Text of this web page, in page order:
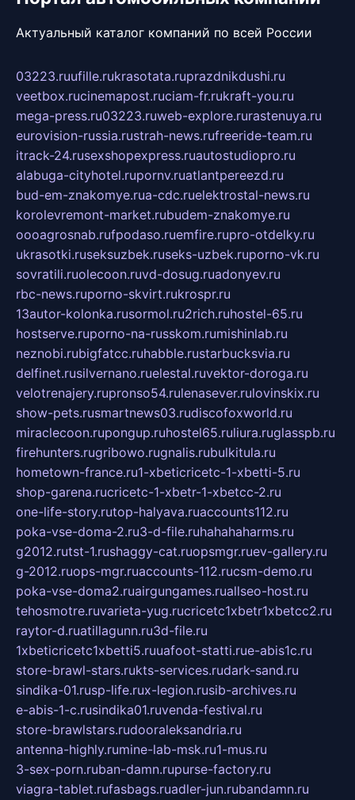
Актуальный каталог компаний по всей России
03223.ruufille.rukrasotata.ruprazdnikdushi.ru
veetbox.rucinemapost.ruciam-fr.rukraft-you.ru
mega-press.ru03223.ruweb-explore.rurastenuya.ru
eurovision-russia.rustrah-news.rufreeride-team.ru
itrack-24.rusexshopexpress.ruautostudiopro.ru
alabuga-cityhotel.rupornv.ruatlantpereezd.ru
bud-em-znakomye.rua-cdc.ruelektrostal-news.ru
korolevremont-market.rubudem-znakomye.ru
oooagrosnab.rufpodaso.ruemfire.rupro-otdelky.ru
ukrasotki.ruseksuzbek.ruseks-uzbek.ruporno-vk.ru
sovratili.ruolecoon.ruvd-dosug.ruadonyev.ru
rbc-news.ruporno-skvirt.rukrospr.ru
13autor-kolonka.rusormol.ru2rich.ruhostel-65.ru
hostserve.ruporno-na-russkom.rumishinlab.ru
neznobi.rubigfatcc.ruhabble.rustarbucksvia.ru
delfinet.rusilvernano.ruelestal.ruvektor-doroga.ru
velotrenajery.rupronso54.rulenasever.rulovinskix.ru
show-pets.rusmartnews03.rudiscofoxworld.ru
miraclecoon.rupongup.ruhostel65.ruliura.ruglasspb.ru
firehunters.rugribowo.rugnalis.rubulkitula.ru
hometown-france.ru1-xbeticricetc-1-xbetti-5.ru
shop-garena.rucricetc-1-xbetr-1-xbetcc-2.ru
one-life-story.rutop-halyava.ruaccounts112.ru
poka-vse-doma-2.ru3-d-file.ruhahahaharms.ru
g2012.rutst-1.rushaggy-cat.ruopsmgr.ruev-gallery.ru
g-2012.ruops-mgr.ruaccounts-112.rucsm-demo.ru
poka-vse-doma2.ruairgungames.ruallseo-host.ru
tehosmotre.ruvarieta-yug.rucricetc1xbetr1xbetcc2.ru
raytor-d.ruatillagunn.ru3d-file.ru
1xbeticricetc1xbetti5.ruuafoot-statti.rue-abis1c.ru
store-brawl-stars.rukts-services.rudark-sand.ru
sindika-01.rusp-life.rux-legion.rusib-archives.ru
e-abis-1-c.rusindika01.ruvenda-festival.ru
store-brawlstars.rudooraleksandria.ru
antenna-highly.rumine-lab-msk.ru1-mus.ru
3-sex-porn.ruban-damn.rupurse-factory.ru
viagra-tablet.rufasbags.ruadler-jun.rubandamn.ru